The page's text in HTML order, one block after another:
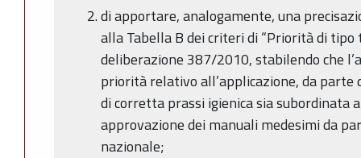
di apportare, analogamente, una
alla Tabella B dei criteri di “Priorità di
deliberazione 387/2010, stabilendo che
priorità relativo all’applicazione, da parte
di corretta prassi igienica sia subordinata
approvazione dei manuali medesimi da
nazionale;